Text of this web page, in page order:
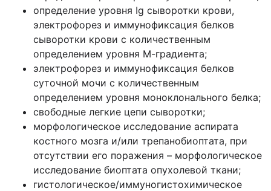
определение уровня Ig сыворотки крови,
электрофорез и иммунофиксация белков
сыворотки крови с количественным
определением уровня М-градиента;
электрофорез и иммунофиксация белков
суточной мочи с количественным
определением уровня моноклонального белка;
свободные легкие цепи сыворотки;
морфологическое исследование аспирата
костного мозга и/или трепанобиоптата, при
отсутствии его поражения – морфологическое
исследование биоптата опухолевой ткани;
гистологическое/иммуногистохимическое